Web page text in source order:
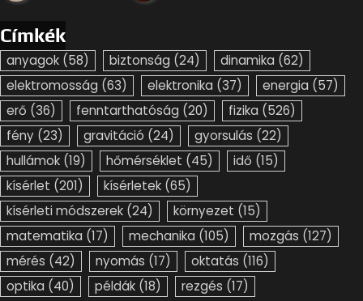
Címkék
anyagok (58) biztonság (24) dinamika (62)
elektromosság (63) elektronika (37) energia (57)
erő (36) fenntarthatóság (20) fizika (526)
fény (23) gravitáció (24) gyorsulás (22)
hullámok (19) hőmérséklet (45) idő (15)
kísérlet (201) kísérletek (65)
kísérleti módszerek (24) környezet (15)
matematika (17) mechanika (105) mozgás (127)
mérés (42) nyomás (17) oktatás (116)
optika (40) példák (18) rezgés (17)